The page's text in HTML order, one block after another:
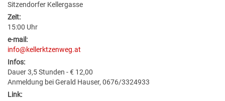
TODESFÄLLE
FÖRDERUNGEN
DOWNLOADS & FORMULARE
AMTSTAFEL
FAQ
UNTERKÜNFTE & NÄCHTIGUNG
STADTBÜCHEREI
STADTARCHIV
LERNHILFE & JUGENDARBEIT
BILDUNGSMESSE
FLÄCHENWIDMUNG & BEBAUUNGSPLÄNE
FAQ BAUEN & WOHNEN
FORMULARE & DOWNLOADS
FÖRDERUNGEN BAUEN & WOHNEN
PFLEGE
VEREINE
SOZIALRATGEBER
FÖRDERUNGEN & FAIRNESSCARD
HOLLABRUNN BLÜHT AUF
MOBILITÄT & PARKEN
BAUMKATASTER
ENERGIE
Sitzendorfer Kellergasse
Zeit:
15:00 Uhr
e-mail:
info@kellerktzenweg.at
Infos:
Dauer 3,5 Stunden - € 12,00
Anmeldung bei Gerald Hauser, 0676/3324933
Link: